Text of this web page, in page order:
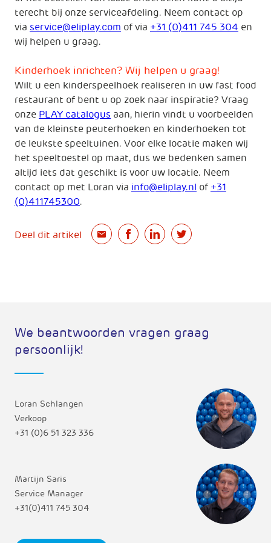
terecht bij onze serviceafdeling. Neem contact op
via service@eliplay.com of via +31 (0)411 745 304 en
wij helpen u graag.
Kinderhoek inrichten? Wij helpen u graag!
Wilt u een kinderspeelhoek realiseren in uw fast food
restaurant of bent u op zoek naar inspiratie? Vraag
onze PLAY catalogus aan, hierin vindt u voorbeelden
van de kleinste peuterhoeken en kinderhoeken tot
de leukste speeltuinen. Voor elke locatie maken wij
het speeltoestel op maat, dus we bedenken samen
altijd iets dat geschikt is voor uw locatie. Neem
contact op met Loran via info@eliplay.nl of +31
(0)411745300.
Deel dit artikel
We beantwoorden vragen graag
persoonlijk!
Loran Schlangen
Verkoop
+31 (0)6 51 323 336
Martijn Saris
Service Manager
+31(0)411 745 304